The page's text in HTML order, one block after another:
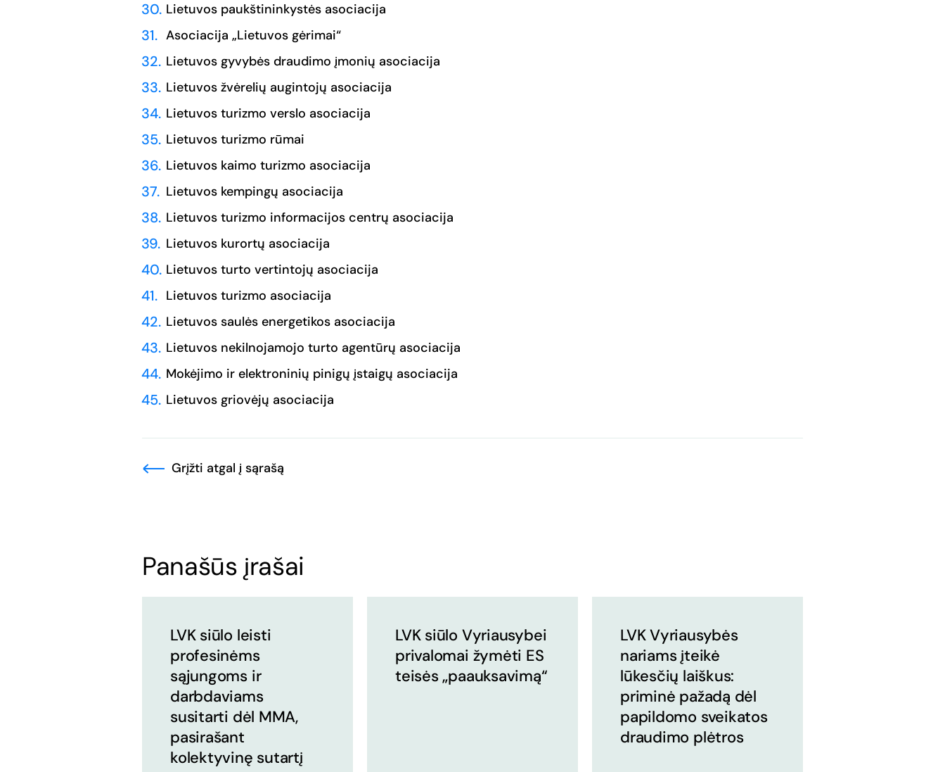
Lietuvos paukštininkystės asociacija
Asociacija „Lietuvos gėrimai“
Lietuvos gyvybės draudimo įmonių asociacija
Lietuvos žvėrelių augintojų asociacija
Lietuvos turizmo verslo asociacija
Lietuvos turizmo rūmai
Lietuvos kaimo turizmo asociacija
Lietuvos kempingų asociacija
Lietuvos turizmo informacijos centrų asociacija
Lietuvos kurortų asociacija
Lietuvos turto vertintojų asociacija
Lietuvos turizmo asociacija
Lietuvos saulės energetikos asociacija
Lietuvos nekilnojamojo turto agentūrų asociacija
Mokėjimo ir elektroninių pinigų įstaigų asociacija
Lietuvos griovėjų asociacija
Grįžti atgal į sąrašą
Panašūs įrašai
LVK siūlo leisti
profesinėms
sąjungoms ir
darbdaviams
susitarti dėl MMA,
pasirašant
kolektyvinę sutartį
LVK siūlo Vyriausybei
privalomai žymėti ES
teisės „paauksavimą“
LVK Vyriausybės
nariams įteikė
lūkesčių laiškus:
priminė pažadą dėl
papildomo sveikatos
draudimo plėtros